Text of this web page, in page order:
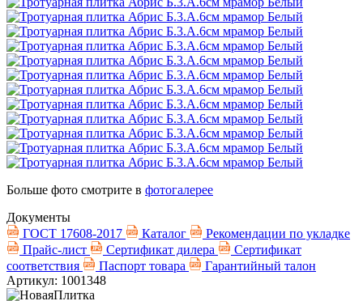
Больше фото смотрите в фотогалерее
Документы
ГОСТ 17608-2017
Каталог
Рекомендации по укладке
Прайс-лист
Сертификат дилера
Сертификат
соответствия
Паспорт товара
Гарантийный талон
Артикул: 1001348